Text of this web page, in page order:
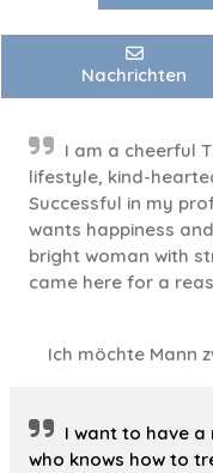
Nachrichten
I am a cheerful
lifestyle, kind-
Successful in my
wants happiness
bright woman with
came here for a
Ich möchte Mann
I want to have a
who knows how to